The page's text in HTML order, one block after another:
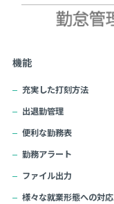
機能
充実した打刻方法
出退勤管理
便利な勤務表
勤務アラート
ファイル出力
様々な就業形態への対応